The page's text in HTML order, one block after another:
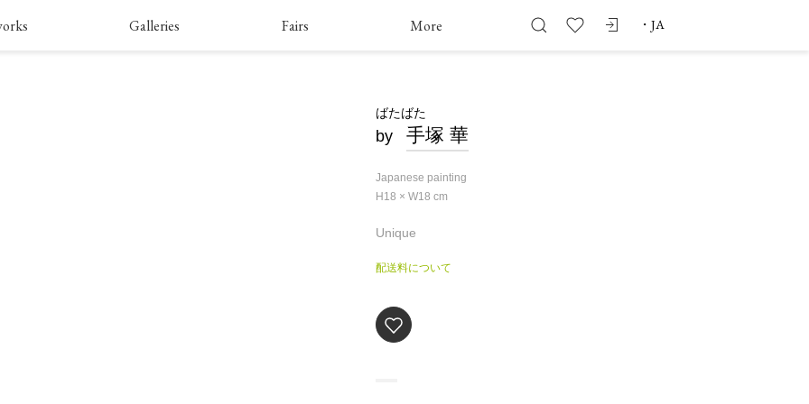
Galleries Fairs More ・ JA
ばたばた
by 手塚 華
Japanese painting
H18 × W18 cm
Unique
配送料について